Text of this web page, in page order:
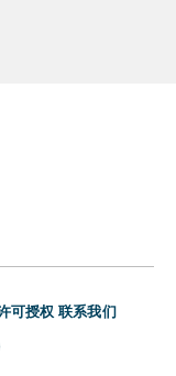
可授权 联系我们